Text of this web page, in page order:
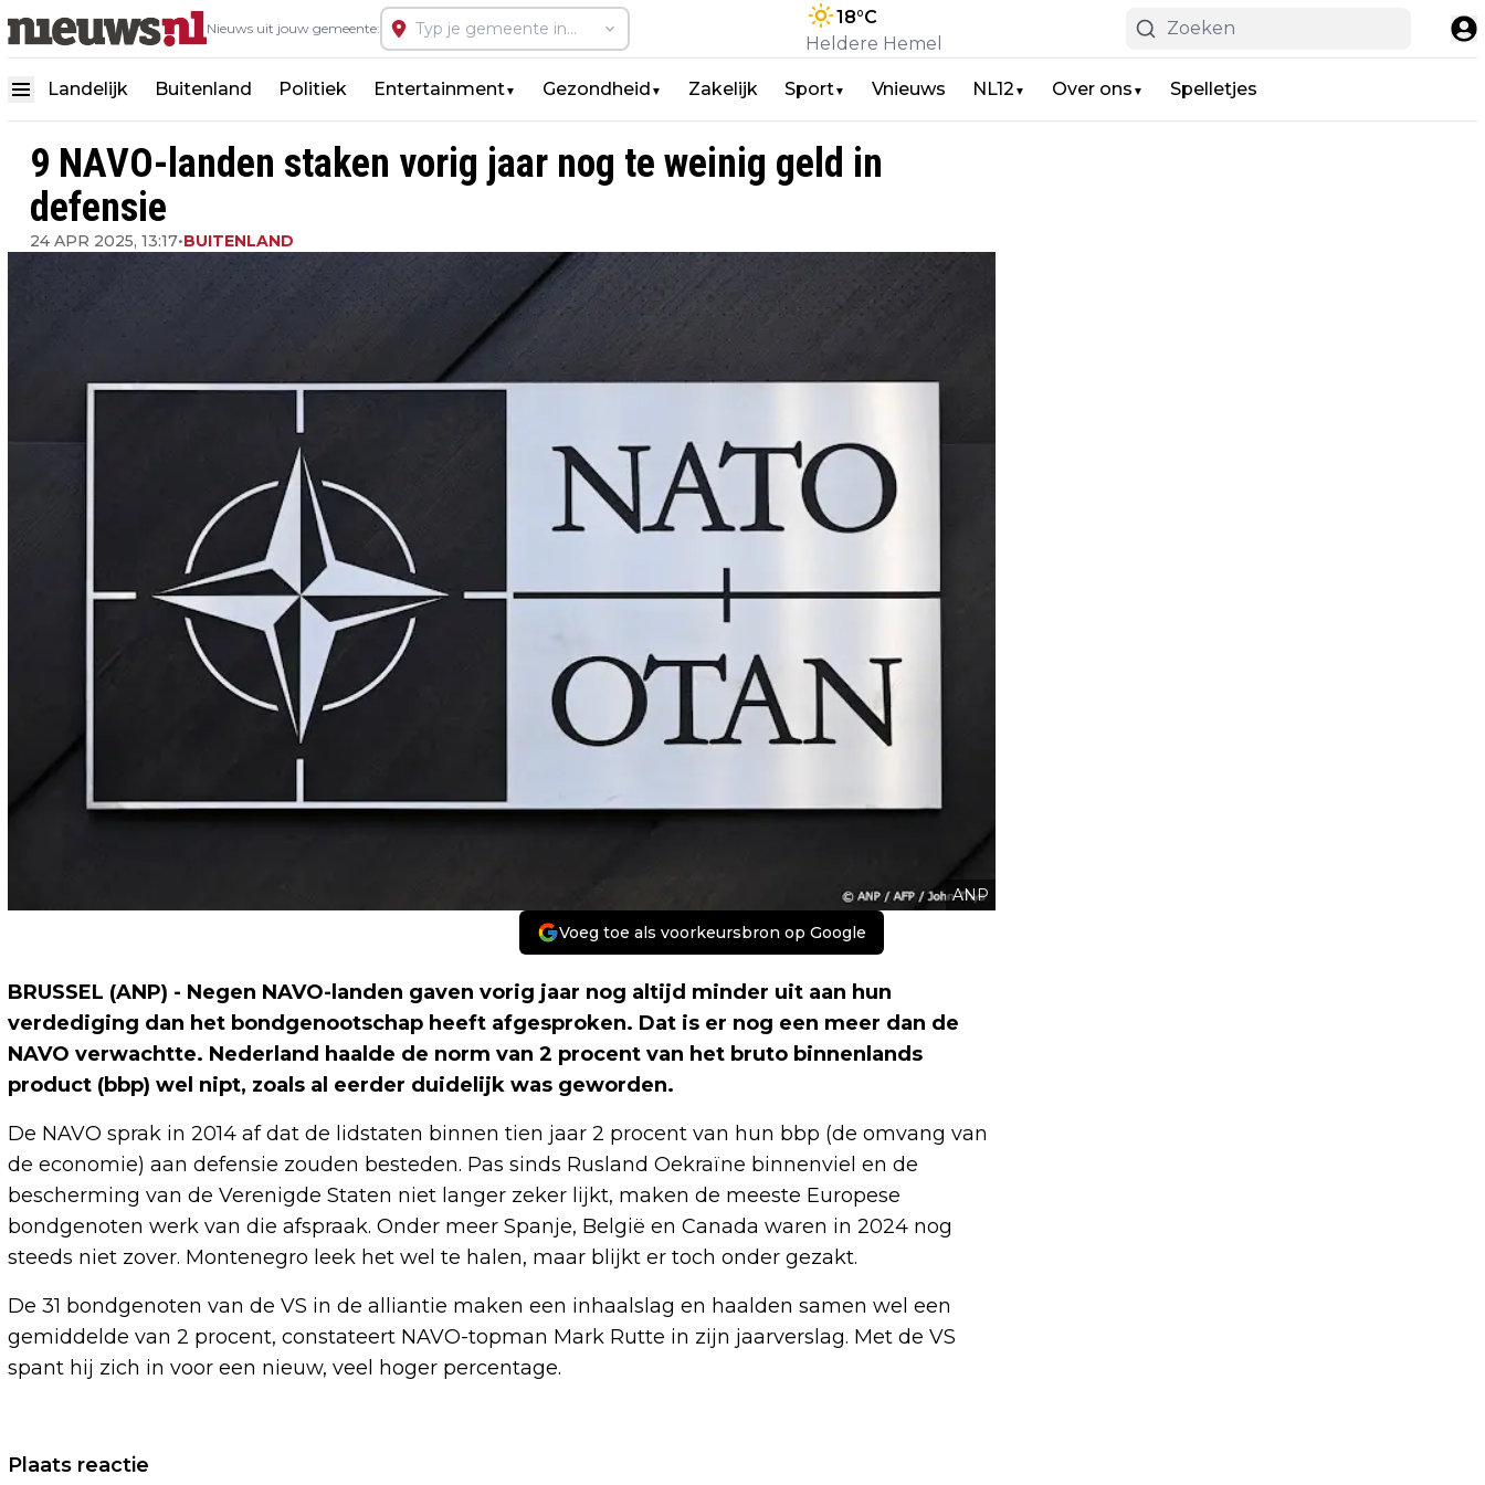
Nieuws uit jouw gemeente:
18°C
Heldere Hemel
Landelijk Buitenland Politiek Entertainment▼ Gezondheid ▼ Zakelijk Sport▼ Vnieuws NL12 ▼ Over ons ▼ Spelletjes
9 NAVO-landen staken vorig jaar nog te weinig geld in
defensie
24 APR 2025, 13:17•BUITENLAND
ANP
Voeg toe als voorkeursbron op Google
BRUSSEL (ANP) - Negen NAVO-landen gaven vorig jaar nog altijd minder uit aan hun
verdediging dan het bondgenootschap heeft afgesproken. Dat is er nog een meer dan de
NAVO verwachtte. Nederland haalde de norm van 2 procent van het bruto binnenlands
product (bbp) wel nipt, zoals al eerder duidelijk was geworden.
De NAVO sprak in 2014 af dat de lidstaten binnen tien jaar 2 procent van hun bbp (de omvang van
de economie) aan defensie zouden besteden. Pas sinds Rusland Oekraïne binnenviel en de
bescherming van de Verenigde Staten niet langer zeker lijkt, maken de meeste Europese
bondgenoten werk van die afspraak. Onder meer Spanje, België en Canada waren in 2024 nog
steeds niet zover. Montenegro leek het wel te halen, maar blijkt er toch onder gezakt.
De 31 bondgenoten van de VS in de alliantie maken een inhaalslag en haalden samen wel een
gemiddelde van 2 procent, constateert NAVO-topman Mark Rutte in zijn jaarverslag. Met de VS
spant hij zich in voor een nieuw, veel hoger percentage.
Vorig artikel
Plaats reactie